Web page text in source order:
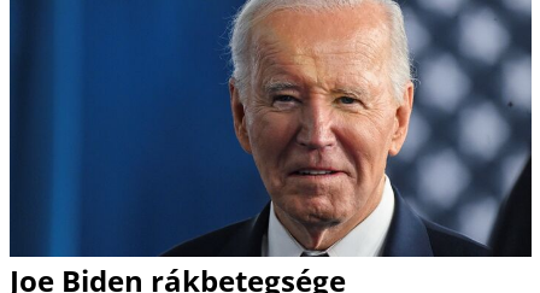
Joe Biden rákbetegsége